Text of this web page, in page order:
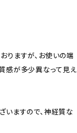
りますが、お使いの端
感が多少異なって見え
いますので、神経質な